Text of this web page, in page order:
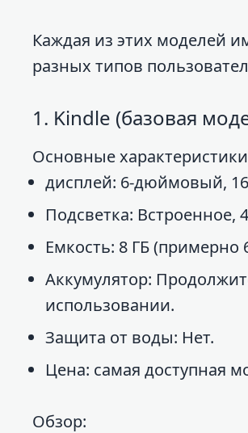
Каждая из этих моделей
разных типов
1. Kindle (базовая
Основные
дисплей: 6-дюймовый,
Подсветка: Встроенное,
Емкость: 8 ГБ (примерно
Аккумулятор:
использовании.
Защита от воды: Нет.
Цена: самая доступная
Обзор: